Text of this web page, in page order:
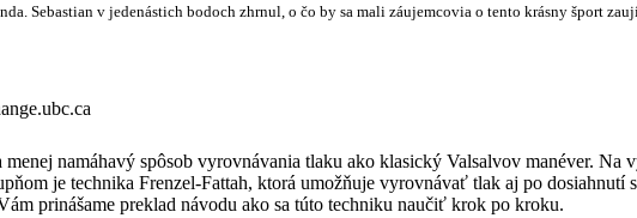
Sebastian v jedenástich bodoch zhrnul, o čo by sa mali záujemcovia o tento krásny šport
namáhavý spôsob vyrovnávania tlaku ako klasický Valsalvov manéver. Na
je technika Frenzel-Fattah, ktorá umožňuje vyrovnávať tlak aj po dosiahnutí
prinášame preklad návodu ako sa túto techniku naučiť krok po kroku.